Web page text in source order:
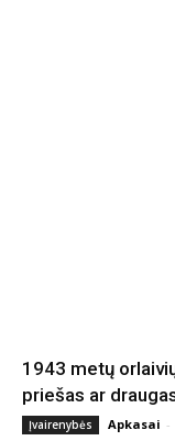
1943 metų
priešas ar
Įvairenybės Apkasai -